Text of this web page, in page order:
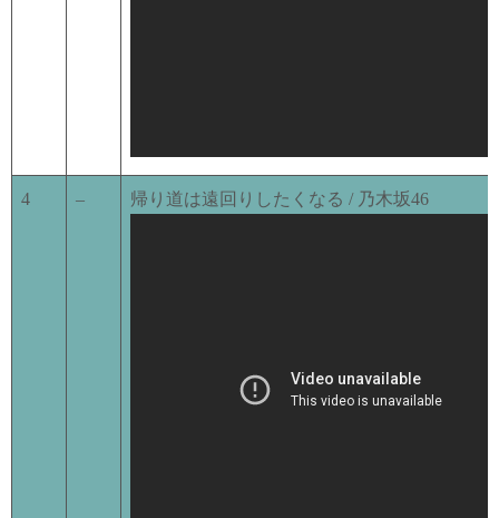
4 – 帰り道は遠回りしたくなる / 乃木坂46